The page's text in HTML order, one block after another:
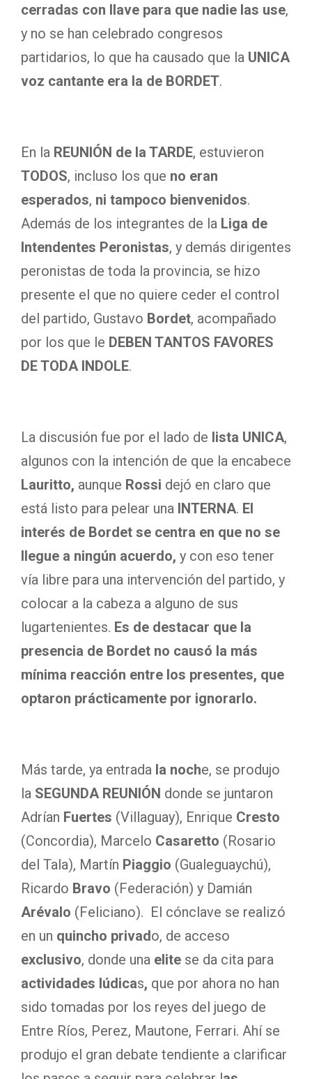
cerradas con llave para que nadie las use,
y no se han celebrado congresos
partidarios, lo que ha causado que la UNICA
voz cantante era la de BORDET.
En la REUNIÓN de la TARDE, estuvieron
TODOS, incluso los que no eran
esperados, ni tampoco bienvenidos.
Además de los integrantes de la Liga de
Intendentes Peronistas, y demás dirigentes
peronistas de toda la provincia, se hizo
presente el que no quiere ceder el control
del partido, Gustavo Bordet, acompañado
por los que le DEBEN TANTOS FAVORES
DE TODA INDOLE.
La discusión fue por el lado de lista UNICA,
algunos con la intención de que la encabece
Lauritto, aunque Rossi dejó en claro que
está listo para pelear una INTERNA. El
interés de Bordet se centra en que no se
llegue a ningún acuerdo, y con eso tener
vía libre para una intervención del partido, y
colocar a la cabeza a alguno de sus
lugartenientes. Es de destacar que la
presencia de Bordet no causó la más
mínima reacción entre los presentes, que
optaron prácticamente por ignorarlo.
Más tarde, ya entrada la noche, se produjo
la SEGUNDA REUNIÓN donde se juntaron
Adrían Fuertes (Villaguay), Enrique Cresto
(Concordia), Marcelo Casaretto (Rosario
del Tala), Martín Piaggio (Gualeguaychú),
Ricardo Bravo (Federación) y Damián
Arévalo (Feliciano). El cónclave se realizó
en un quincho privado, de acceso
exclusivo, donde una elite se da cita para
actividades lúdicas, que por ahora no han
sido tomadas por los reyes del juego de
Entre Ríos, Perez, Mautone, Ferrari. Ahí se
produjo el gran debate tendiente a clarificar